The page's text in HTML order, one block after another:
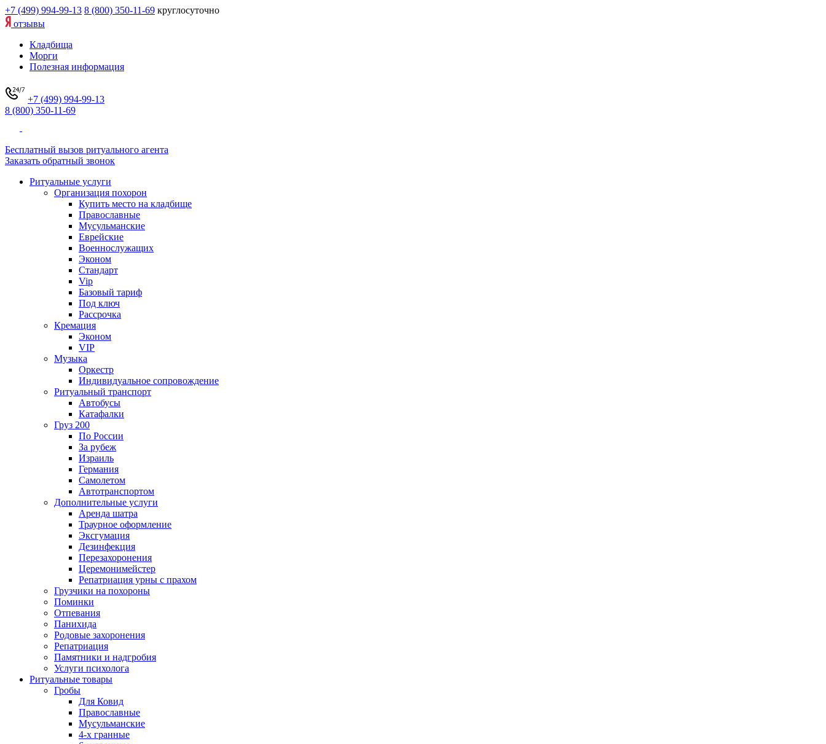
+7 (499) 994-99-13 8 (800) 350-11-69 круглосуточно
отзывы
Кладбища
Морги
Полезная информация
+7 (499) 994-99-13
8 (800) 350-11-69
Бесплатный вызов ритуального агента
Заказать обратный звонок
Ритуальные услуги
Организация похорон
Купить место на кладбище
Православные
Мусульманские
Еврейские
Военнослужащих
Эконом
Стандарт
Vip
Базовый тариф
Под ключ
Рассрочка
Кремация
Эконом
VIP
Музыка
Оркестр
Индивидуальное сопровождение
Ритуальный транспорт
Автобусы
Катафалки
Груз 200
По России
За рубеж
Израиль
Германия
Самолетом
Автотранспортом
Дополнительные услуги
Аренда шатра
Траурное оформление
Эксгумация
Дезинфекция
Перезахоронения
Церемонимейстер
Репатриация урны с прахом
Грузчики на похороны
Поминки
Отпевания
Панихида
Родовые захоронения
Репатриация
Памятники и надгробия
Услуги психолога
Ритуальные товары
Гробы
Для Ковид
Православные
Мусульманские
4-х гранные